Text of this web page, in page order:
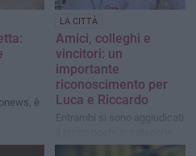
è
LA CITTÀ
Amici, colleghi e
vincitori: un
importante
riconoscimento per
Luca e Riccardo
Entrambi si sono aggiudicati
differenti